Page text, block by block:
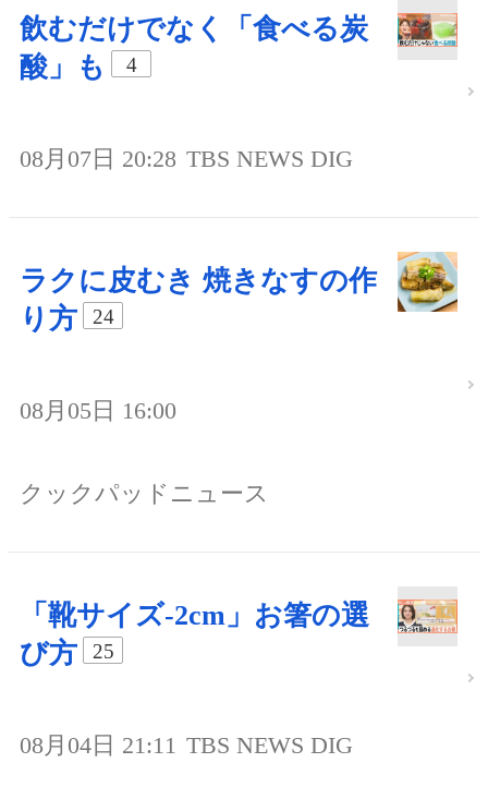
飲むだけでなく「食べる炭
酸」も
4
08月07日 20:28 TBS NEWS DIG
ラクに皮むき 焼きなすの作
り方
24
08月05日 16:00
クックパッドニュース
「靴サイズ-2cm」お箸の選
び方
25
08月04日 21:11 TBS NEWS DIG